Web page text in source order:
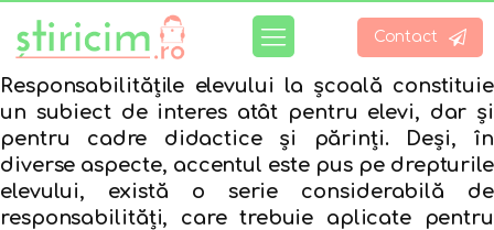
Contact
Responsabilitățile elevului la școală constituie
un subiect de interes atât pentru elevi, dar și
pentru cadre didactice și părinți. Deși, în
diverse aspecte, accentul este pus pe drepturile
elevului, există o serie considerabilă de
responsabilități, care trebuie aplicate pentru